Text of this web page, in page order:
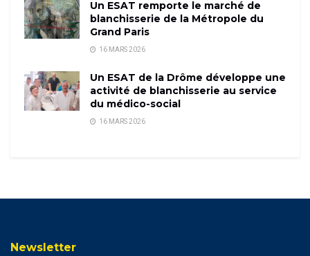
Un ESAT remporte le marché de
blanchisserie de la Métropole du
Grand Paris
16 MARS 2026
Un ESAT de la Drôme développe une
activité de blanchisserie au service
du médico-social
16 MARS 2026
Newsletter